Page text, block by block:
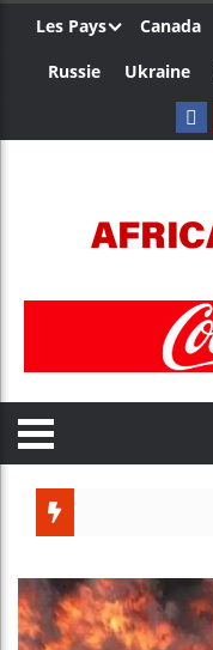
Les Pays Canada
Russie
Ukraine